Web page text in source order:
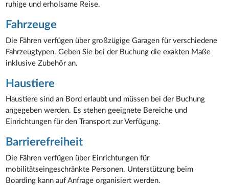
ruhige und erholsame Reise.
Fahrzeuge
Die Fähren verfügen über großzügige Garagen für verschiedene
Fahrzeugtypen. Geben Sie bei der Buchung die exakten Maße
inklusive Zubehör an.
Haustiere
Haustiere sind an Bord erlaubt und müssen bei der Buchung
angegeben werden. Es stehen geeignete Bereiche und
Einrichtungen für den Transport zur Verfügung.
Barrierefreiheit
Die Fähren verfügen über Einrichtungen für
mobilitätseingeschränkte Personen. Unterstützung beim
Boarding kann auf Anfrage organisiert werden.